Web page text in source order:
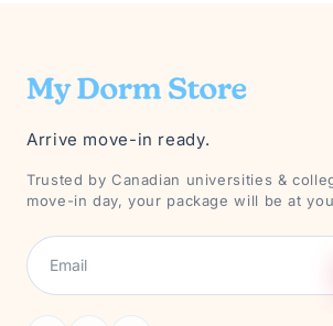
Arrive move-in ready.
Trusted by Canadian universities &
move-in day, your package will be at